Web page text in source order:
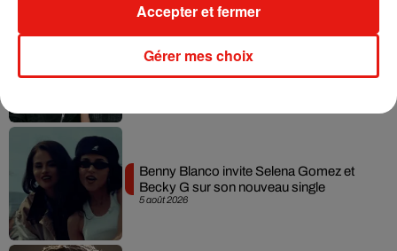
7 août 2026
Angèle et Amélie Lens dévoilent leur
5 août 2026
Benny Blanco invite Selena Gomez et
Becky G sur son nouveau single
Gérer mes choix
Accepter et fermer